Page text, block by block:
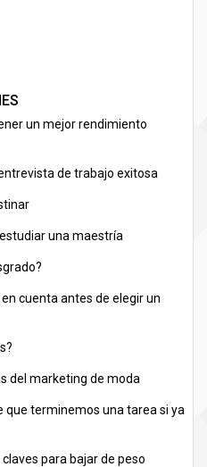
un mejor rendimiento
de trabajo exitosa
una maestría
cuenta antes de elegir un
del marketing de moda
que terminemos una tarea si ya
para bajar de peso